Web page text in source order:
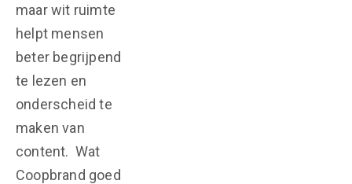
maar wit ruimte
helpt mensen
beter begrijpend
te lezen en
onderscheid te
maken van
content. Wat
Coopbrand goed